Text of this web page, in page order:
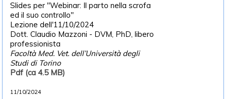
Slides per "Webinar: Il parto nella scrofa
ed il suo controllo"
Lezione dell'11/10/2024
Dott. Claudio Mazzoni - DVM, PhD, libero
professionista
Facoltà Med. Vet. dell’Università degli
Studi di Torino
Pdf (ca 4.5 MB)
11/10/2024